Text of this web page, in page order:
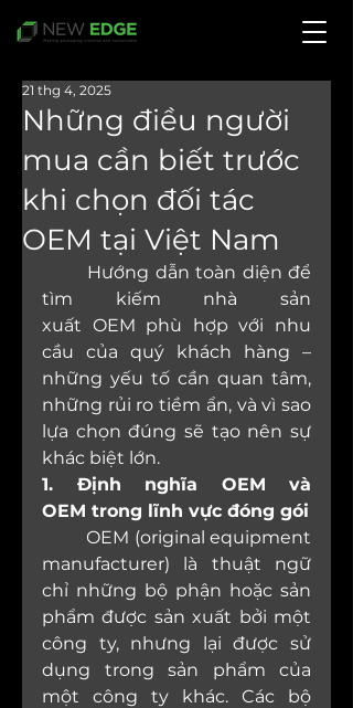
Những điều người
mua cần biết trước
khi chọn đối tác
OEM tại Việt Nam
21 thg 4, 2025
tìm kiếm nhà sản
xuất OEM phù hợp với nhu
cầu của quý khách hàng –
những yếu tố cần quan tâm,
những rủi ro tiềm ẩn, và vì sao
lựa chọn đúng sẽ tạo nên sự
khác biệt lớn.
1. Định nghĩa OEM và
OEM trong lĩnh vực đóng gói
	OEM (original equipment
manufacturer) là thuật ngữ
chỉ những bộ phận hoặc sản
phẩm được sản xuất bởi một
công ty, nhưng lại được sử
dụng trong sản phẩm của
một công ty khác. Các bộ